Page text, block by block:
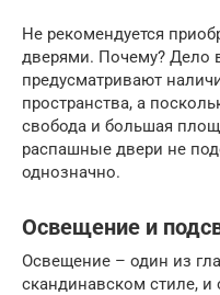
Не рекомендуется
дверями. Почему? Дело
предусматривают
пространства, а
свобода и большая
распашные двери не
однозначно.
Освещение и
Освещение – один из
скандинавском стиле, и